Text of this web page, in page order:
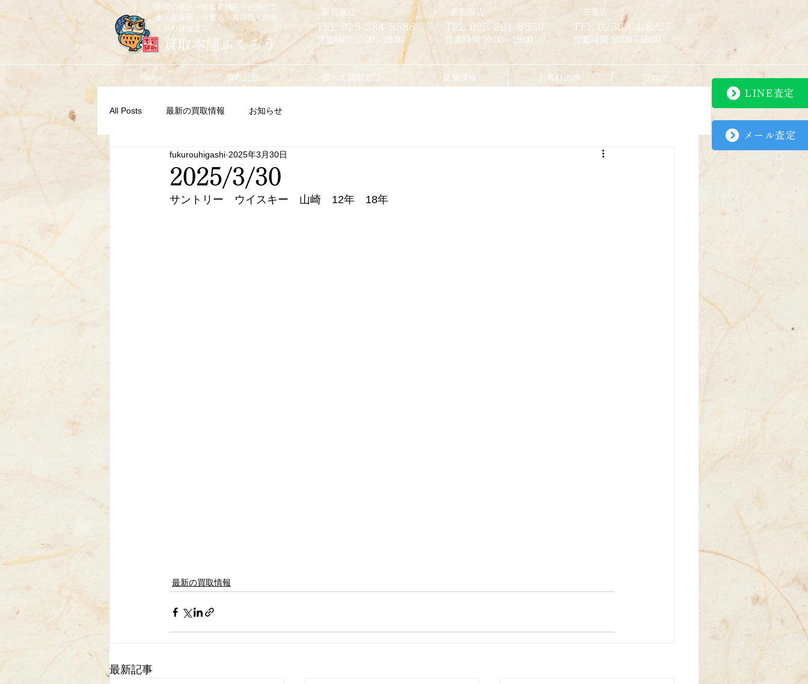
LINE査定
メール査定
新潟市東区・新潟市西区・三条市で
金・貴金属・骨董品・古道具・昭和レ
トロの買取なら
買取本舗ふくろう
​新潟東店
TEL 025-384-8586
営業時間 10:00～19:00
​新潟西店
TEL 025-201-8350
営業時間 10:00～19:00
​三条店
TEL 0256-64-8327
営業時間 10:00～18:00
Home 買取品目 選べる買取方法 店舗情報 お客様の声 ブログ
All Posts 最新の買取情報 お知らせ
2025/3/30
fukurouhigashi 2025年3月30日
サントリー　ウイスキー　山崎　12年　18年
最新の買取情報
最新記事